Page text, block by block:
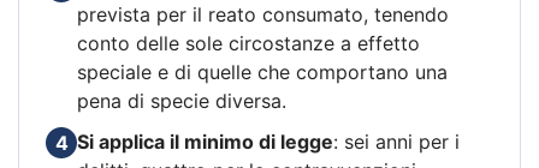
prevista per il reato consumato, tenendo
conto delle sole circostanze a effetto
speciale e di quelle che comportano una
pena di specie diversa.
4 Si applica il minimo di legge: sei anni per i